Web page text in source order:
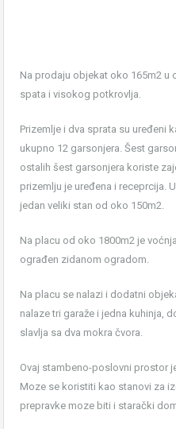
Na prodaju objekat oko 165m2 u
spata i visokog potkrovlja.
Prizemlje i dva sprata su uređeni
ukupno 12 garsonjera. Šest
ostalih šest garsonjera koriste
prizemlju je uređena i receprcija.
jedan veliki stan od oko 150m2.
Na placu od oko 1800m2 je
ograđen zidanom ogradom.
Na placu se nalazi i dodatni
nalaze tri garaže i jedna kuhinja,
slavlja sa dva mokra čvora.
Ovaj stambeno-poslovni prostor
Moze se koristiti kao stanovi za
prepravke moze biti i starački